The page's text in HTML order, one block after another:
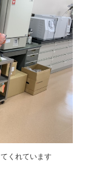
くれています